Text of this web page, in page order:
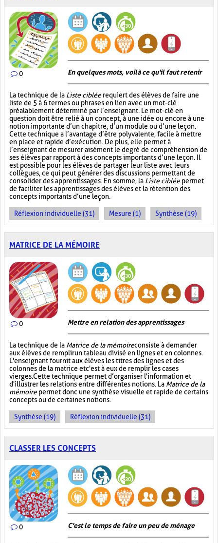
0 En quelques mots, voilà ce qu'il faut retenir
La technique de la Liste cibléerequiert des élèves de faire une
liste de 5 à 6 termes ou phrases en lien avec un mot-clé
préalablement déterminé par l’enseignant. Le mot-clé en
question doit être relié à un concept, à une idée ou encore à une
notion importante d’un chapitre, d’un module ou d’une leçon.
Cette technique a l’avantage d’être polyvalente, facile à mettre
en place et rapide d’exécution. De plus, elle permet à
l’enseignant de mesurer aisément le degré de compréhension de
ses élèves par rapport à des concepts importants d’une leçon. Il
est possible pour les élèves de partager leur liste avec leurs
collègues, ce qui peut générer des discussions permettant de
consolider des apprentissages. En somme, la Liste cibléepermet
de faciliter les apprentissages des élèves et la rétention des
concepts importants d’une leçon.
Réflexion individuelle (31) Mesure (1) Synthèse (19)
MATRICE DE LA MÉMOIRE
0 Mettre en relation des apprentissages
La technique de la Matrice de la mémoireconsiste à demander
aux élèves de remplir un tableau divisé en lignes et en colonnes.
L'enseignant fournit aux élèves les titres des lignes et des
colonnes de la matrice et c'est à eux de remplir les cases
vierges. Cette technique permet d’organiser l'information et
d'illustrer les relations entre différentes notions. La Matrice de la
mémoirepermet donc une synthèse visuelle et rapide de certains
concepts ou de certaines notions.
Synthèse (19) Réflexion individuelle (31)
CLASSER LES CONCEPTS
0 C'est le temps de faire un peu de ménage